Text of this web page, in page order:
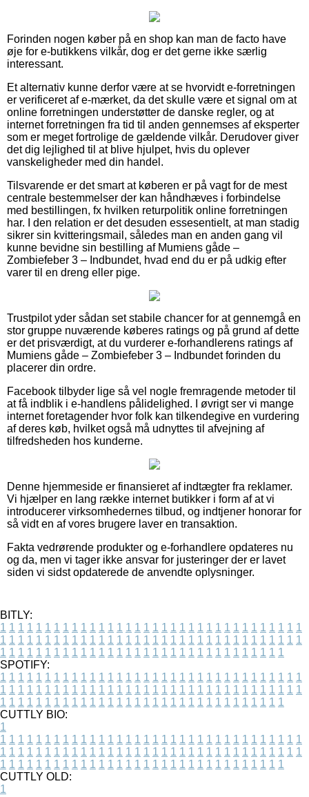
Forinden nogen køber på en shop kan man de facto have
øje for e-butikkens vilkår, dog er det gerne ikke særlig
interessant.
Et alternativ kunne derfor være at se hvorvidt e-forretningen
er verificeret af e-mærket, da det skulle være et signal om at
online forretningen understøtter de danske regler, og at
internet forretningen fra tid til anden gennemses af eksperter
som er meget fortrolige de gældende vilkår. Derudover giver
det dig lejlighed til at blive hjulpet, hvis du oplever
vanskeligheder med din handel.
Tilsvarende er det smart at køberen er på vagt for de mest
centrale bestemmelser der kan håndhæves i forbindelse
med bestillingen, fx hvilken returpolitik online forretningen
har. I den relation er det desuden essesentielt, at man stadig
sikrer sin kvitteringsmail, således man en anden gang vil
kunne bevidne sin bestilling af Mumiens gåde –
Zombiefeber 3 – Indbundet, hvad end du er på udkig efter
varer til en dreng eller pige.
Trustpilot yder sådan set stabile chancer for at gennemgå en
stor gruppe nuværende køberes ratings og på grund af dette
er det prisværdigt, at du vurderer e-forhandlerens ratings af
Mumiens gåde – Zombiefeber 3 – Indbundet forinden du
placerer din ordre.
Facebook tilbyder lige så vel nogle fremragende metoder til
at få indblik i e-handlens pålidelighed. I øvrigt ser vi mange
internet foretagender hvor folk kan tilkendegive en vurdering
af deres køb, hvilket også må udnyttes til afvejning af
tilfredsheden hos kunderne.
Denne hjemmeside er finansieret af indtægter fra reklamer.
Vi hjælper en lang række internet butikker i form af at vi
introducerer virksomhedernes tilbud, og indtjener honorar for
så vidt en af vores brugere laver en transaktion.
Fakta vedrørende produkter og e-forhandlere opdateres nu
og da, men vi tager ikke ansvar for justeringer der er lavet
siden vi sidst opdaterede de anvendte oplysninger.
BITLY:
1 1 1 1 1 1 1 1 1 1 1 1 1 1 1 1 1 1 1 1 1 1 1 1 1 1 1 1 1 1 1 1 1 1
1 1 1 1 1 1 1 1 1 1 1 1 1 1 1 1 1 1 1 1 1 1 1 1 1 1 1 1 1 1 1 1 1 1
1 1 1 1 1 1 1 1 1 1 1 1 1 1 1 1 1 1 1 1 1 1 1 1 1 1 1 1 1 1 1 1
SPOTIFY:
1 1 1 1 1 1 1 1 1 1 1 1 1 1 1 1 1 1 1 1 1 1 1 1 1 1 1 1 1 1 1 1 1 1
1 1 1 1 1 1 1 1 1 1 1 1 1 1 1 1 1 1 1 1 1 1 1 1 1 1 1 1 1 1 1 1 1 1
1 1 1 1 1 1 1 1 1 1 1 1 1 1 1 1 1 1 1 1 1 1 1 1 1 1 1 1 1 1 1 1
CUTTLY BIO:
1
1 1 1 1 1 1 1 1 1 1 1 1 1 1 1 1 1 1 1 1 1 1 1 1 1 1 1 1 1 1 1 1 1 1
1 1 1 1 1 1 1 1 1 1 1 1 1 1 1 1 1 1 1 1 1 1 1 1 1 1 1 1 1 1 1 1 1 1
1 1 1 1 1 1 1 1 1 1 1 1 1 1 1 1 1 1 1 1 1 1 1 1 1 1 1 1 1 1 1 1
CUTTLY OLD:
1